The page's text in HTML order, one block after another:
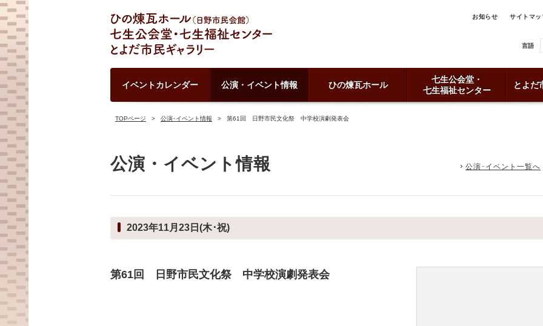
お知らせ サイトマッ
言語
イベントカレンダー 公演・イベント情報 ひの煉瓦ホール
七生公会堂・
七生福祉センター
とよだ
TOPページ 公演･イベント情報 第61回 日野市民文化祭 中学校演劇発表会
公演・イベント情報 公演･イベント一覧へ
2023年11月23日(木･祝)
第61回 日野市民文化祭 中学校演劇発表会